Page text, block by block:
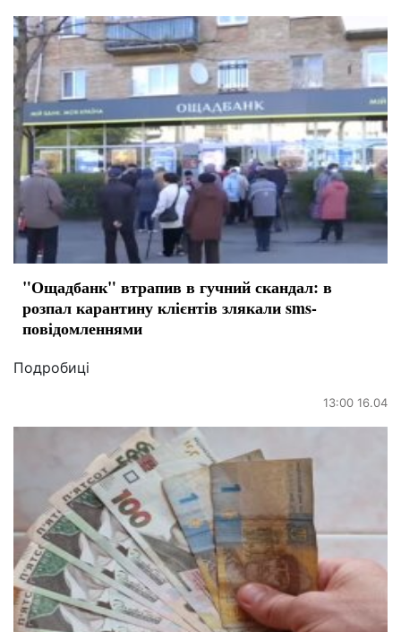
"Ощадбанк" втрапив в гучний скандал: в
розпал карантину клієнтів злякали sms-
повідомленнями
Подробиці
13:00 16.04